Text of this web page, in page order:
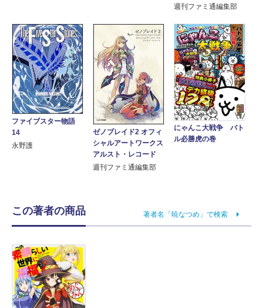
週刊ファミ通編集部
ファイブスター物語
14
永野護
ゼノブレイド2 オフィ
シャルアートワークス
アルスト・レコード
週刊ファミ通編集部
にゃんこ大戦争 バト
ル必勝虎の巻
この著者の商品 著者名「暁なつめ」で検索